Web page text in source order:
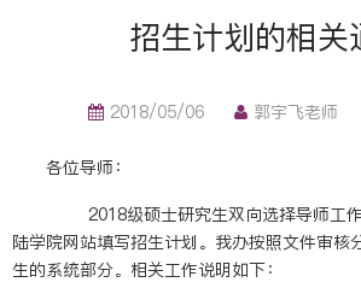
招生计划的相关
2018/05/06 郭宇飞老师
各位导师：
2018级硕士研究生双向选择导师工作
陆学院网站填写招生计划。我办按照文件审核
生的系统部分。相关工作说明如下：